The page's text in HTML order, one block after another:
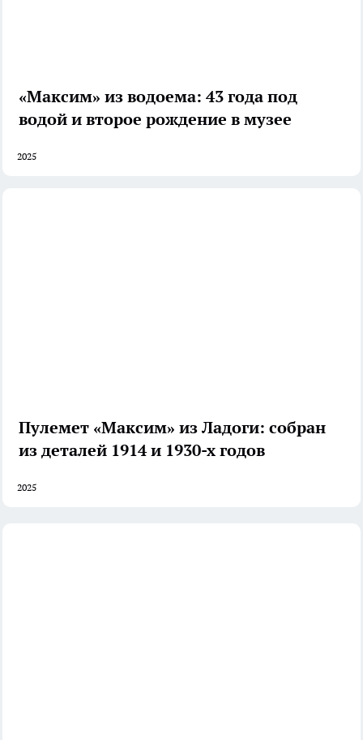
«Максим» из водоема: 43 года под
водой и второе рождение в музее
2025
Пулемет «Максим» из Ладоги: собран
из деталей 1914 и 1930-х годов
2025